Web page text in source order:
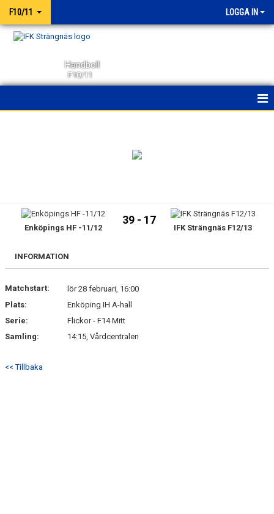
F10/11 LOGGA IN
Handboll
F10/11
TRUPPEN
BILDGALLERI
KONTAKT
BÖRJA SPELA HANDBOLL HOS F10/11 LAGET
Enköpings HF -11/12
39 - 17
IFK Strängnäs F12/13
INFORMATION
Matchstart:
lör 28 februari, 16:00
Plats:
Enköping IH A-hall
Serie:
Flickor - F14 Mitt
Samling:
14:15, Vårdcentralen
<< Tillbaka